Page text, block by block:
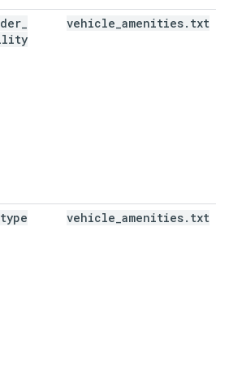
vehicle amenities. txt
vehicle amenities. txt
type